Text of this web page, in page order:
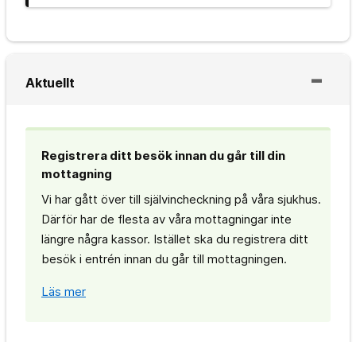
Aktuellt
Registrera ditt besök innan du går till din
mottagning
Vi har gått över till självincheckning på våra sjukhus.
Därför har de flesta av våra mottagningar inte
längre några kassor. Istället ska du registrera ditt
besök i entrén innan du går till mottagningen.
Läs mer